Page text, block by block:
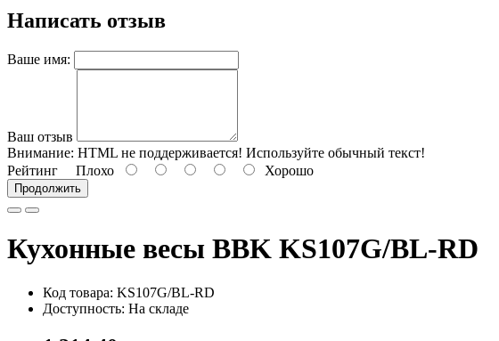
Написать отзыв
Ваше имя:
Ваш отзыв
Внимание: HTML не поддерживается! Используйте обычный текст!
Рейтинг Плохо Хорошо
Продолжить
Кухонные весы BBK KS107G/BL-RD
Код товара: KS107G/BL-RD
Доступность: На складе